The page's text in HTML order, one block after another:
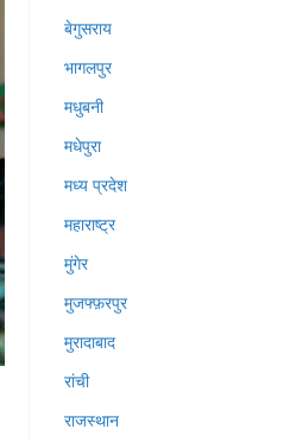
बेगुसराय
भागलपुर
मधुबनी
मधेपुरा
मध्य प्रदेश
महाराष्ट्र
मुंगेर
मुजफ्फ़रपुर
मुरादाबाद
रांची
राजस्थान